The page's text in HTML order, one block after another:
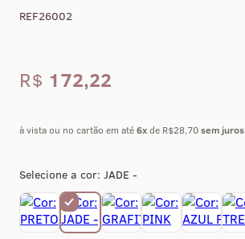
REF26002
R$ 172,22
à vista ou no cartão em até6xde R$28,70sem juros
Selecione a cor: JADE -